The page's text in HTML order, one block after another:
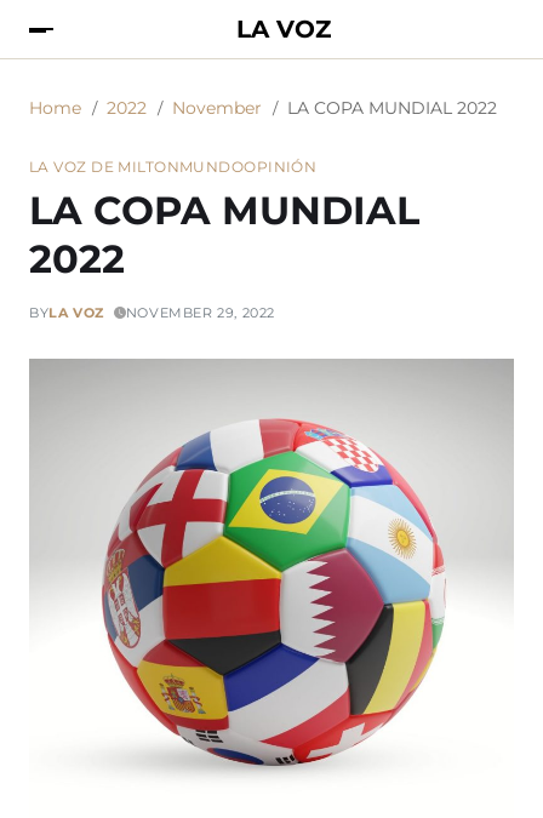
LA VOZ
Home 2022 November LA COPA MUNDIAL 2022
LA VOZ DE MILTONMUNDOOPINIÓN
LA COPA MUNDIAL
2022
BYLA VOZ NOVEMBER 29, 2022